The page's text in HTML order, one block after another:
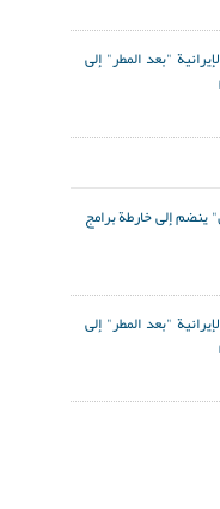
"بعد المطر" إلى
ينضم إلى خارطة برامج
"بعد المطر" إلى